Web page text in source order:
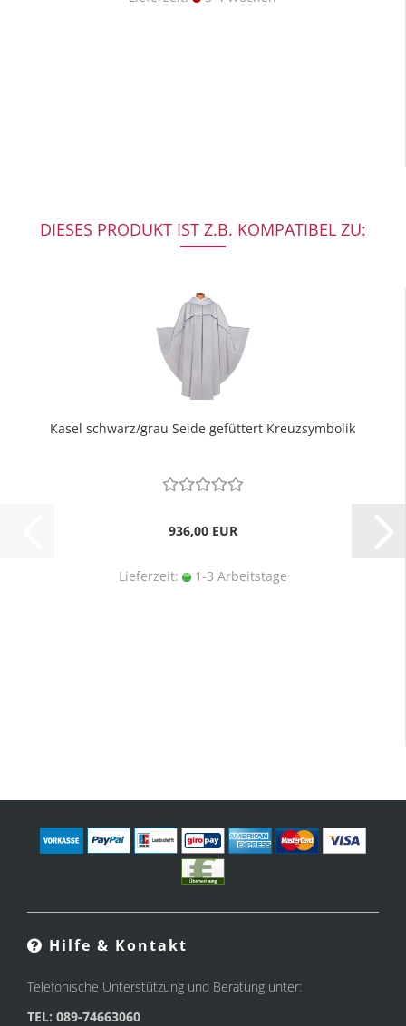
DIESES PRODUKT IST Z.B. KOMPATIBEL ZU:
Kasel schwarz/grau Seide gefüttert Kreuzsymbolik
936,00 EUR
Lieferzeit: 1-3 Arbeitstage
Hilfe & Kontakt
Telefonische Unterstützung und Beratung unter:
TEL: 089-74663060